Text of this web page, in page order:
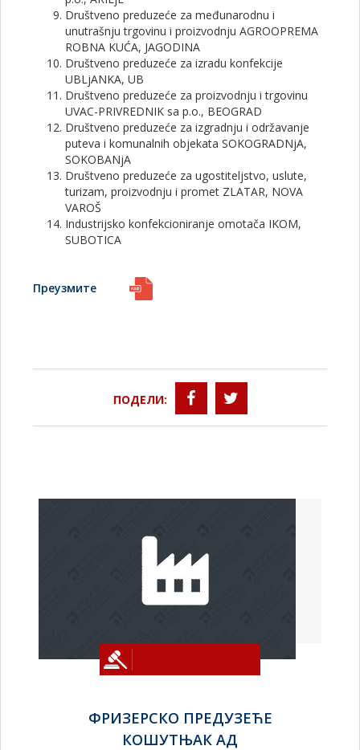
Društveno preduzeće za međunarodnu i
unutrašnju trgovinu i proizvodnju AGROOPREMA
ROBNA KUĆA, JAGODINA
Društveno preduzeće za izradu konfekcije
UBLjANKA, UB
Društveno preduzeće za proizvodnju i trgovinu
UVAC-PRIVREDNIK sa p.o., BEOGRAD
Društveno preduzeće za izgradnju i održavanje
puteva i komunalnih objekata SOKOGRADNjA,
SOKOBANjA
Društveno preduzeće za ugostiteljstvo, uslute,
turizam, proizvodnju i promet ZLATAR, NOVA
VAROŠ
Industrijsko konfekcioniranje omotača IKOM,
SUBOTICA
Преузмите
ПОДЕЛИ:
ФРИЗЕРСКО ПРЕДУЗЕЋЕ
КОШУТЊАК АД